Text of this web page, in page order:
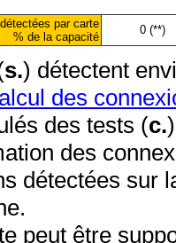
par carte
% de la capacité
0 (**)
s.) détectent
des
des tests (c.
des
détectées sur
peut être